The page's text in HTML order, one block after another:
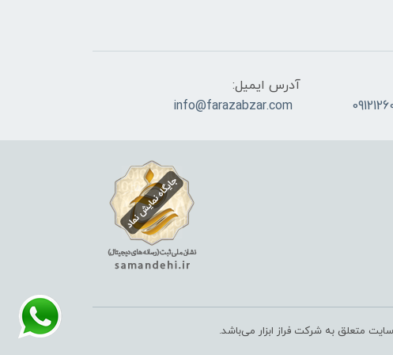
آدرس ایمیل:
info@farazabzar.com
متعلق به شرکت فراز ابزار می‌باشد.